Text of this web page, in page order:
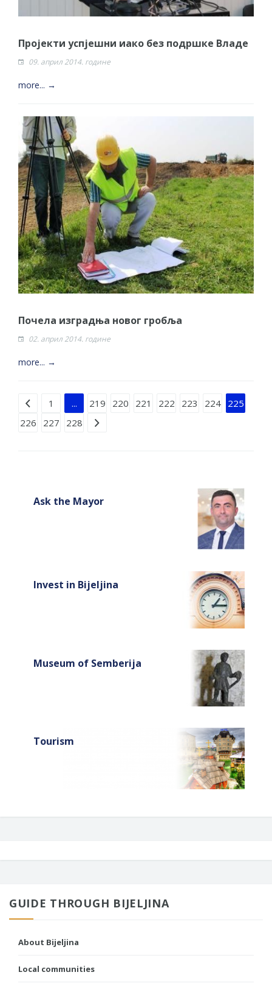
Пројекти успјешни иако без подршке Владе
09. април 2014. године
more... →
Почела изградња новог гробља
02. април 2014. године
more... →
Strana 225 od 228
1 ... 219 220 221 222 223 224
225
226
227 228
Ask the Mayor
Invest in Bijeljina
Museum of Semberija
Tourism
GUIDE THROUGH BIJELJINA
About Bijeljina
Local communities